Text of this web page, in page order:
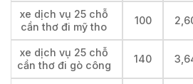
xe dịch vụ 25 chỗ
cần thơ đi mỹ tho
100
xe dịch vụ 25 chỗ
cần thơ đi gò công
140